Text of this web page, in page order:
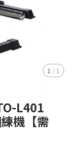
1 / 1
L401
機【需